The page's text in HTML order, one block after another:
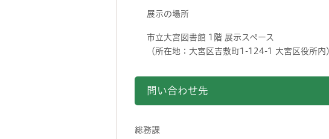
展示の場所
市立大宮図書館 1階 展示スペース
（所在地：大宮区吉敷町1-124-1 大宮区役所内
問い合わせ先
総務課